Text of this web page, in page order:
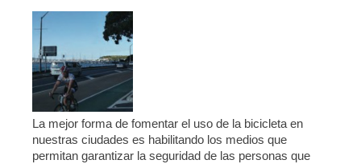
La mejor forma de fomentar el uso de la bicicleta en
nuestras ciudades es habilitando los medios que
permitan garantizar la seguridad de las personas que